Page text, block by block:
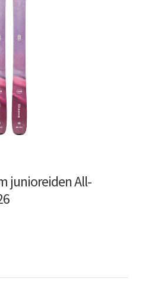
junioreiden All-